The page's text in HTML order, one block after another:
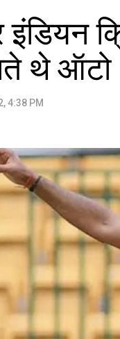
इंडियन
थे
4:38 PM